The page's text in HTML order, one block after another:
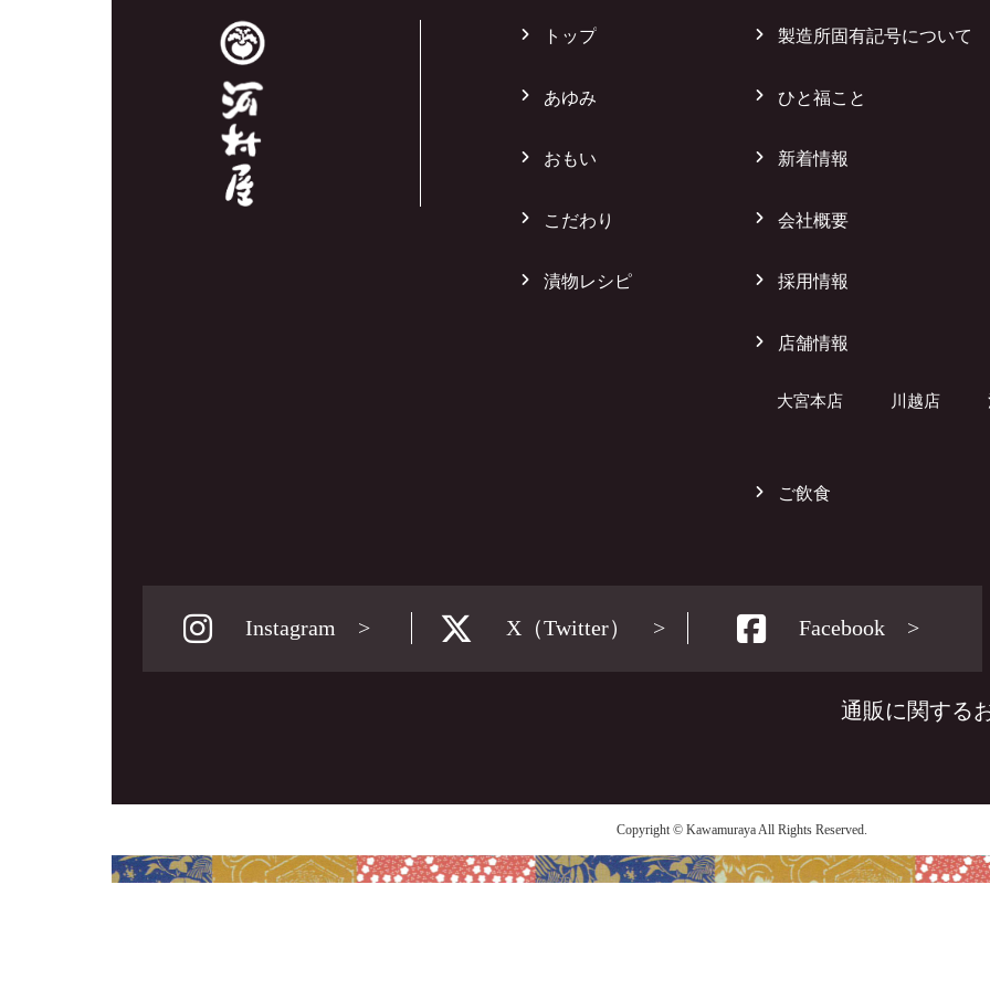
トップ
あゆみ
おもい
こだわり
漬物レシピ
製造所固有記号について
ひと福こと
新着情報
会社概要
採用情報
店舗情報
大宮本店 川越店
ご飲食
Instagram > X（Twitter） > Facebook >
通販に関する
Copyright © Kawamuraya All Rights Reserved.